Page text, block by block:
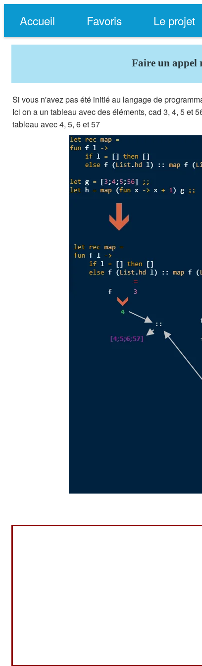
Accueil Favoris Le projet
Faire un appel
Si vous n'avez pas été initié au langage de
Ici on a un tableau avec des éléments, cad 3, 4, 5 et
tableau avec 4, 5, 6 et 57